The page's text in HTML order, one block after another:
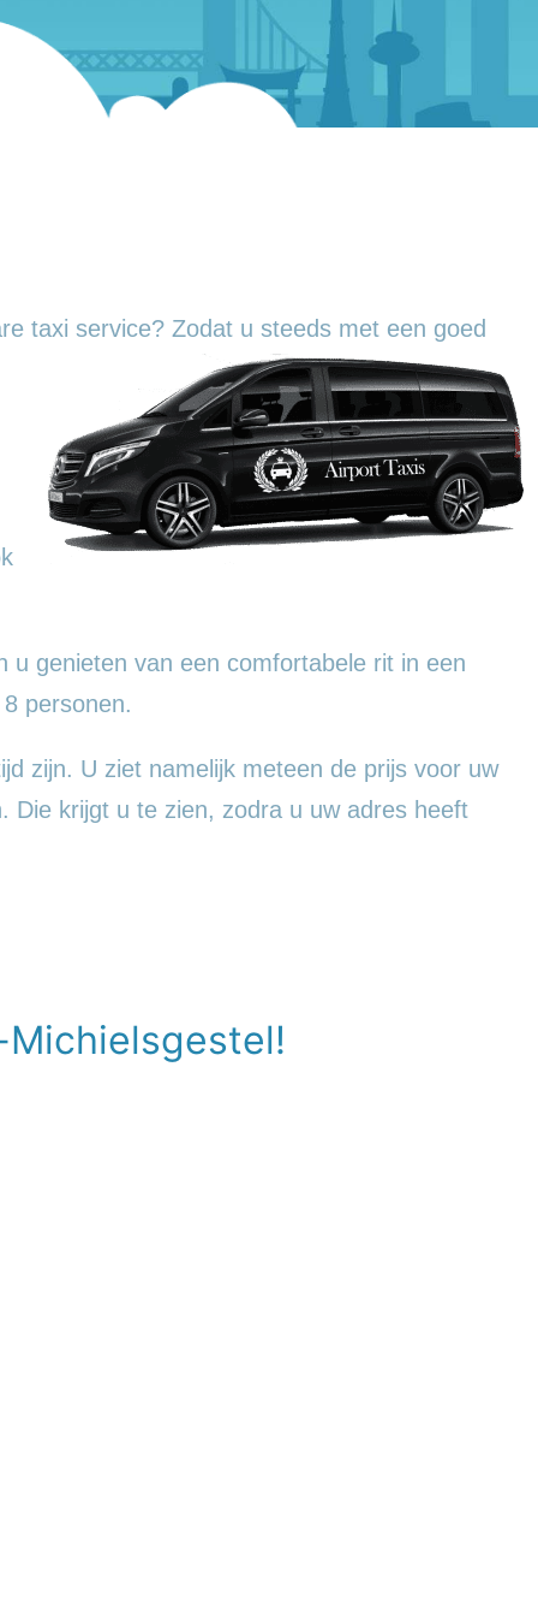
taxi service? Zodat u steeds met een goed
genieten van een comfortabele rit in een
personen.
zijn. U ziet namelijk meteen de prijs voor uw
Die krijgt u te zien, zodra u uw adres heeft